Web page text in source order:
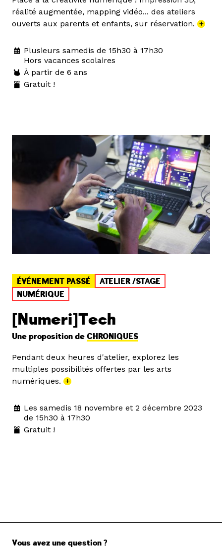
réalité augmentée, mapping vidéo... des ateliers
ouverts aux parents et enfants, sur réservation. +
Plusieurs samedis de 15h30 à 17h30
Hors vacances scolaires
À partir de 6 ans
Gratuit !
ÉVÉNEMENT PASSÉ
ATELIER /STAGE
NUMÉRIQUE
[Numeri]Tech
Une proposition de CHRONIQUES
Pendant deux heures d'atelier, explorez les
multiples possibilités offertes par les arts
numériques. +
Les samedis 18 novembre et 2 décembre 2023
de 15h30 à 17h30
Gratuit !
Vous avez une question ?